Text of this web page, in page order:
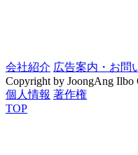
会社紹介 広告案内・お問
Copyright by JoongAng Ilbo
個人情報 著作権
TOP